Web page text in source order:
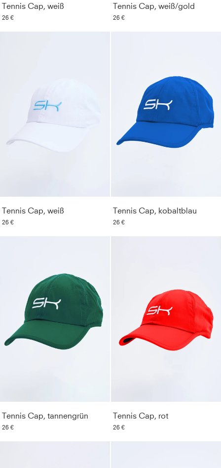
Tennis Cap, weiß
26 €
Tennis Cap, weiß/gold
26 €
Tennis Cap, weiß
26 €
Tennis Cap, kobaltblau
26 €
Tennis Cap, tannengrün
26 €
Tennis Cap, rot
26 €